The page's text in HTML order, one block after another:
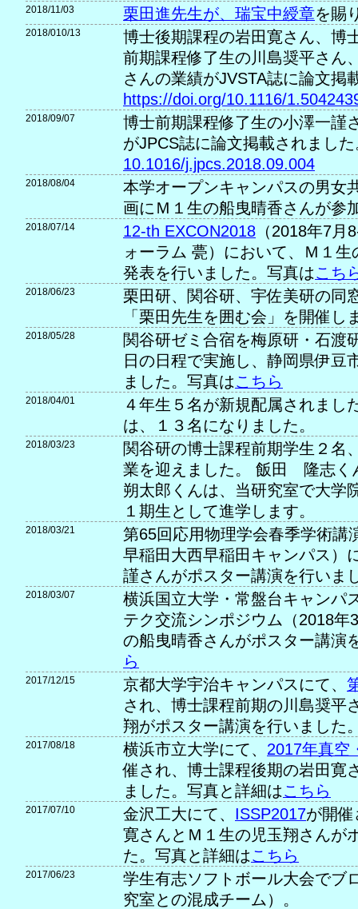
2018/11/03 栗田進先生が、瑞宝中綬章を賜
2018/010/13
博士後期課程の岩田寛さん、博
前期課程修了生の川島奨平さん
さんの業績がJVSTA誌に論文掲
https://doi.org/10.1116/
2018/09/07
博士前期課程修了生の小澤一謹
がJPCS誌に論文掲載されまし
10.1016/j.jpcs.2018.09.004
2018/08/04
本学オープンキャンパスの男女
画にＭ１生の船曳晴香さんが参
2018/07/14 12-th EXCON2018 （2018年7
ォーラム 甍）において、Ｍ１
発表を行いました。写真はこち
2018/06/23
栗田研、関谷研、宇佐美研の同
「栗田先生を囲む会」を開催し
2018/05/28
関谷研ゼミ合宿を梅原研・石渡
日の日程で実施し、静岡県伊豆
ました。写真はこちら
2018/04/01
４年生５名が新規配属されまし
は、１３名になりました。
2018/03/23
関谷研の博士課程前期学生２名
業を迎えました。 飯田 隆志
朔太郎くんは、当研究室で大学
１期生として進学します。
2018/03/21
第65回応用物理学会春季学術講
早稲田大西早稲田キャンパス）
謹さんがポスター講演を行いま
2018/03/07
横浜国立大学・常盤台キャンパ
テク交流シンポジウム（2018年
の船曳晴香さんがポスター講演
ら
2017/12/15 京都大学宇治キャンパスにて、
され、博士課程前期の川島奨平
翔がポスター講演を行いました
2017/08/18 横浜市立大学にて、 2017年真空
催され、博士課程後期の岩田寛
ました。写真と詳細はこちら
2017/07/10 金沢工大にて、 ISSP2017が開
寛さんとＭ１生の児玉翔さんが
た。写真と詳細はこちら
2017/06/23
学生有志ソフトボール大会でブ
究室との混成チーム）。